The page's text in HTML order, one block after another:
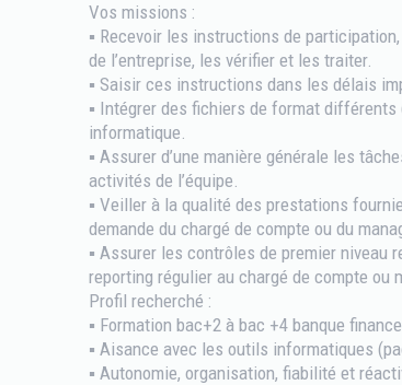
Vos missions :
▪ Recevoir les instructions de
de l’entreprise, les vérifier et les traiter.
▪ Saisir ces instructions dans les délais
▪ Intégrer des fichiers de format différents
informatique.
▪ Assurer d’une manière générale les
activités de l’équipe.
▪ Veiller à la qualité des prestations
demande du chargé de compte ou du
▪ Assurer les contrôles de premier niveau
reporting régulier au chargé de compte ou
Profil recherché :
▪ Formation bac+2 à bac +4 banque
▪ Aisance avec les outils informatiques
▪ Autonomie, organisation, fiabilité et